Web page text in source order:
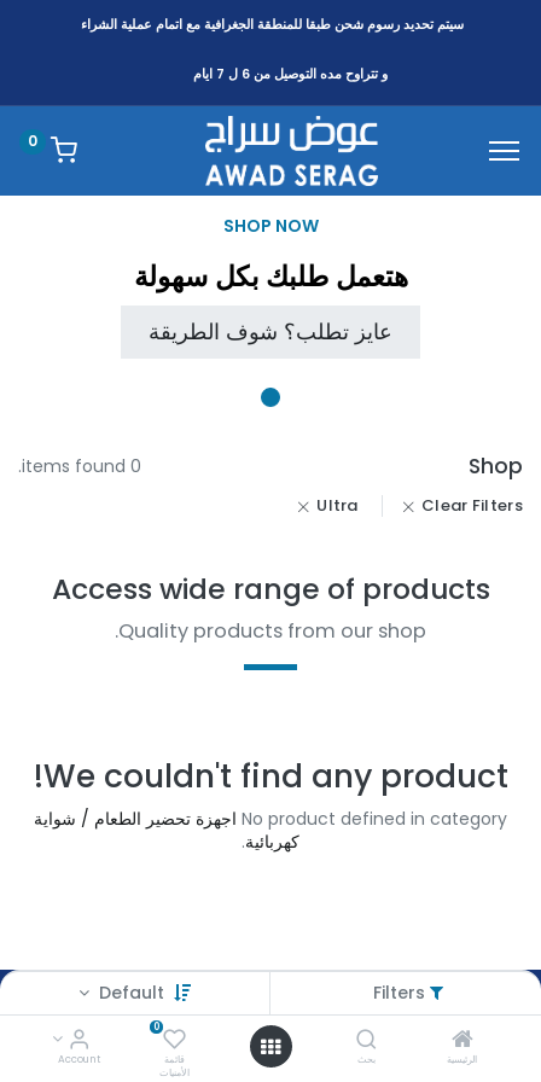
Filters
Default
الرئيسية بحث
0
قائمة
الأمنيات
Account
سيتم تحديد رسوم شحن طبقا للمنطقةالجغرافية مع اتمام عملية الشراء
و تتراوح مده التوصيل من 6 ل 7 ايام
0
SHOP NOW
هتعمل طلبك بكل سهولة
عايز تطلب؟ شوف الطريقة
Shop
0 items found.
Clear Filters
Ultra
Access wide range of products
Quality products from our shop.
We couldn't find any product!
No product defined in category اجهزة تحضير الطعام / شواية
كهربائية.
عوض سراج
AWAD SERAG